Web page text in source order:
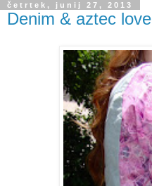
četrtek, junij 27, 2013
Denim & aztec love